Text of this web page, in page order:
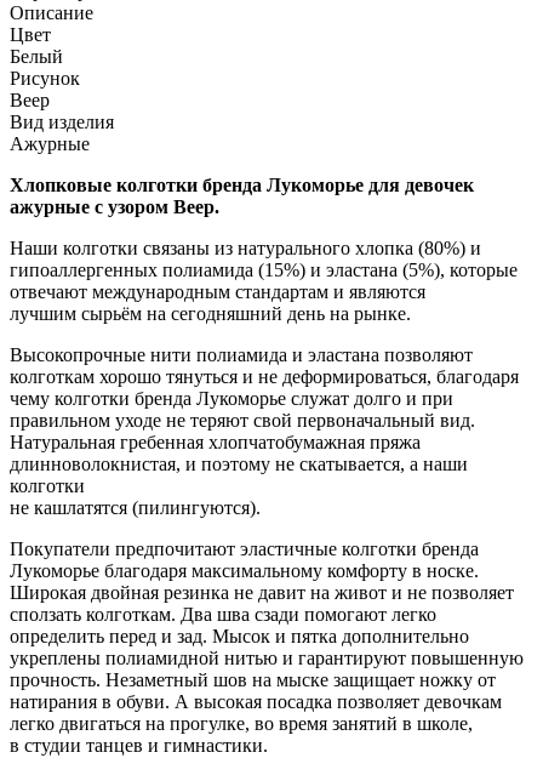
Описание
Цвет
Белый
Рисунок
Веер
Вид изделия
Ажурные
Хлопковые колготки бренда Лукоморье для девочек
ажурные с узором Веер.
Наши колготки связаны из натурального хлопка (80%) и
гипоаллергенных полиамида (15%) и эластана (5%), которые
отвечают международным стандартам и являются
лучшим сырьём на сегодняшний день на рынке.
Высокопрочные нити полиамида и эластана позволяют
колготкам хорошо тянуться и не деформироваться, благодаря
чему колготки бренда Лукоморье служат долго и при
правильном уходе не теряют свой первоначальный вид.
Натуральная гребенная хлопчатобумажная пряжа
длинноволокнистая, и поэтому не скатывается, а наши
колготки
не кашлатятся (пилингуются).
Покупатели предпочитают эластичные колготки бренда
Лукоморье благодаря максимальному комфорту в носке.
Широкая двойная резинка не давит на живот и не позволяет
сползать колготкам. Два шва сзади помогают легко
определить перед и зад. Мысок и пятка дополнительно
укреплены полиамидной нитью и гарантируют повышенную
прочность. Незаметный шов на мыске защищает ножку от
натирания в обуви. А высокая посадка позволяет девочкам
легко двигаться на прогулке, во время занятий в школе,
в студии танцев и гимнастики.